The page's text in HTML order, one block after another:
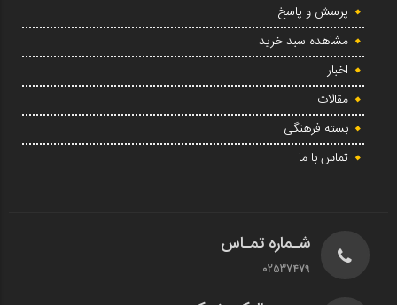
پرسش و پاسخ
مشاهده سبد خرید
اخبار
مقالات
بسته فرهنگی
تماس با ما
شـماره تمـاس
02537479